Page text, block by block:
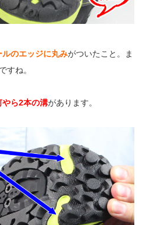
ルのエッジに丸みがついたこと。ま
すね。
ら2本の溝があります。